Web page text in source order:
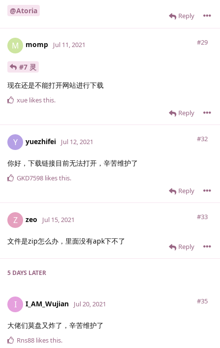
@Atoria
Reply
M momp #29
Jul 11, 2021
#7 灵
现在还是不能打开网站进行下载
Reply
xue likes this.
Y yuezhifei #32
Jul 12, 2021
你好，下载链接目前无法打开，辛苦维护了
Reply
GKD7598 likes this.
Z zeo #33
Jul 15, 2021
文件是zip怎么办，里面没有apk下不了
Reply
5 DAYS LATER
I I_AM_Wujian #35
Jul 20, 2021
大佬们莫盘又炸了，辛苦维护了
Rns88 likes this.